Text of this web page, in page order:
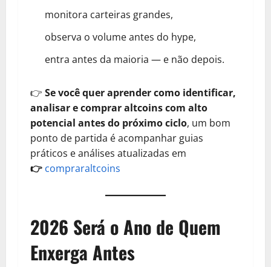
monitora carteiras grandes,
observa o volume antes do hype,
entra antes da maioria — e não depois.
👉 Se você quer aprender como identificar,
analisar e comprar altcoins com alto
potencial antes do próximo ciclo, um bom
ponto de partida é acompanhar guias
práticos e análises atualizadas em
👉 compraraltcoins
2026 Será o Ano de Quem
Enxerga Antes